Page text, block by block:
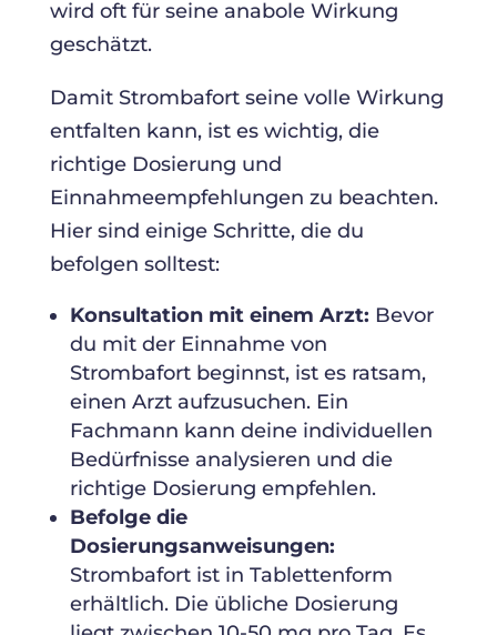
wird oft für seine anabole Wirkung
geschätzt.
Damit Strombafort seine volle Wirkung
entfalten kann, ist es wichtig, die
richtige Dosierung und
Einnahmeempfehlungen zu beachten.
Hier sind einige Schritte, die du
befolgen solltest:
Konsultation mit einem Arzt: Bevor
du mit der Einnahme von
Strombafort beginnst, ist es ratsam,
einen Arzt aufzusuchen. Ein
Fachmann kann deine individuellen
Bedürfnisse analysieren und die
richtige Dosierung empfehlen.
Befolge die
Dosierungsanweisungen:
Strombafort ist in Tablettenform
erhältlich. Die übliche Dosierung